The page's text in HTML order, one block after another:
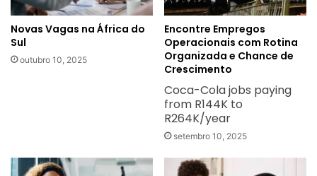
Novas Vagas na África do
Sul
outubro 10, 2025
Encontre Empregos
Operacionais com Rotina
Organizada e Chance de
Crescimento
Coca-Cola jobs paying
from R144K to
R264K/year
setembro 10, 2025